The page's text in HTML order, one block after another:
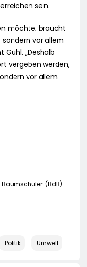
sein.
möchte, braucht
sondern vor allem
Guhl. „Deshalb
vergeben werden,
vor allem
(BdB)
Politik Umwelt